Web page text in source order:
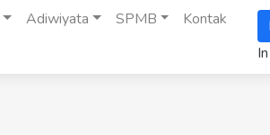
Adiwiyata SPMB
Kontak
In